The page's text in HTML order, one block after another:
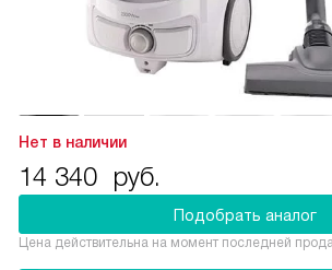
Нет в наличии
14 340 руб.
Подобрать аналог
Цена действительна на момент последней